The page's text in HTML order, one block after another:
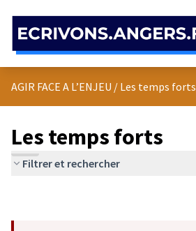
AGIR FACE A L’ENJEU / Les temps forts
Les temps forts
Filtrer et rechercher